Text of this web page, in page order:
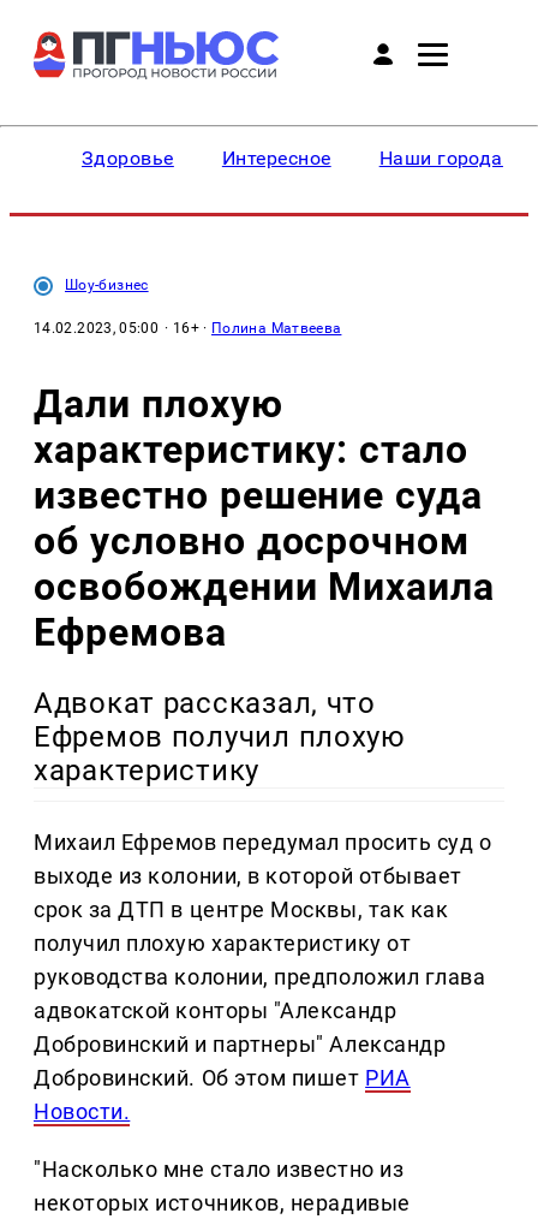
Здоровье Интересное Наши города
Шоу-бизнес
14.02.2023, 05:00 · 16+ · Полина Матвеева
Дали плохую
характеристику: стало
известно решение суда
об условно досрочном
освобождении Михаила
Ефремова
Адвокат рассказал, что
Ефремов получил плохую
характеристику
Михаил Ефремов передумал просить суд о
выходе из колонии, в которой отбывает
срок за ДТП в центре Москвы, так как
получил плохую характеристику от
руководства колонии, предположил глава
адвокатской конторы "Александр
Добровинский и партнеры" Александр
Добровинский. Об этом пишет РИА
Новости.
"Насколько мне стало известно из
некоторых источников, нерадивые